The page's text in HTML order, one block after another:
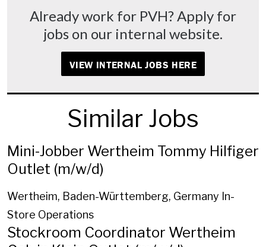
Already work for PVH? Apply for
jobs on our internal website.
VIEW INTERNAL JOBS HERE
Similar Jobs
Mini-Jobber Wertheim Tommy Hilfiger
Outlet (m/w/d)
Wertheim, Baden-Württemberg, Germany In-
Store Operations
Stockroom Coordinator Wertheim